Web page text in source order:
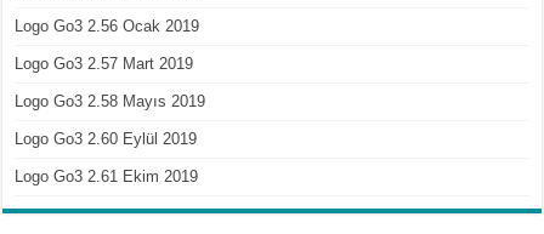
Logo Go3 2.56 Ocak 2019
Logo Go3 2.57 Mart 2019
Logo Go3 2.58 Mayıs 2019
Logo Go3 2.60 Eylül 2019
Logo Go3 2.61 Ekim 2019